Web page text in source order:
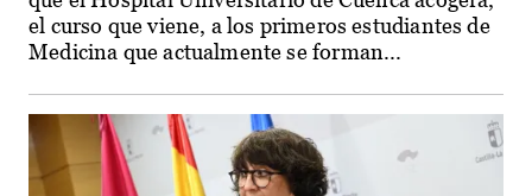
el curso que viene, a los primeros estudiantes de
Medicina que actualmente se forman...